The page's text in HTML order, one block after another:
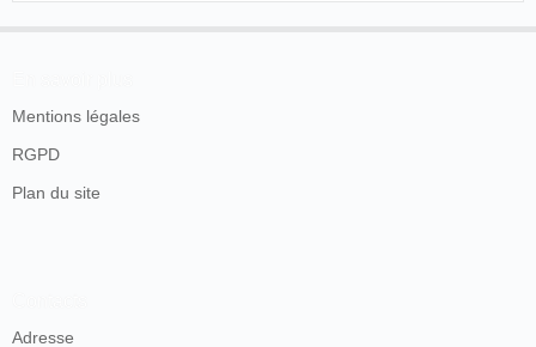
Mentions légales
RGPD
Plan du site
Adresse